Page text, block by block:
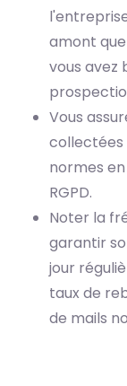
amont
vous avez
Vous
collectées
normes
RGPD.
Noter la
garantir
jour
taux de
de mails